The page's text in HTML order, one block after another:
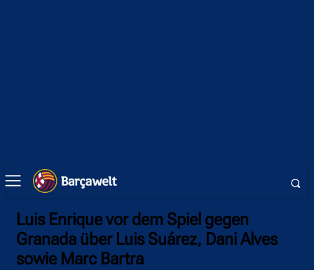
Luis Enrique vor dem Spiel gegen
Granada über Luis Suárez, Dani Alves
sowie Marc Bartra